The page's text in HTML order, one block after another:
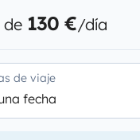
de 130 €/día
de viaje
fecha